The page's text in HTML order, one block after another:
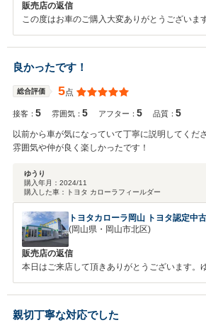
販売店の返信
この度はお車のご購入大変ありがとうございます。 その
の調子はいかがですか？ 何かございましたらお気軽にご連絡くださ
い。 日に日に寒くなりますので、お身体ご自愛ください。 今後ともよ
良かったです！
総合評価 5点
接客：5 雰囲気：5 アフター：5 品質：5
以前から車が気になっていて丁寧に説明してくだ
雰囲気や仲が良く楽しかったです！
ゆうり
購入年月： 2024/11
購入した車：
トヨタ カローラフィールダー
トヨタカローラ岡山 トヨタ認定中
(岡山県・岡山市北区)
販売店の返信
本日はご来店して頂きありがとうございます。
す。
親切丁寧な対応でした